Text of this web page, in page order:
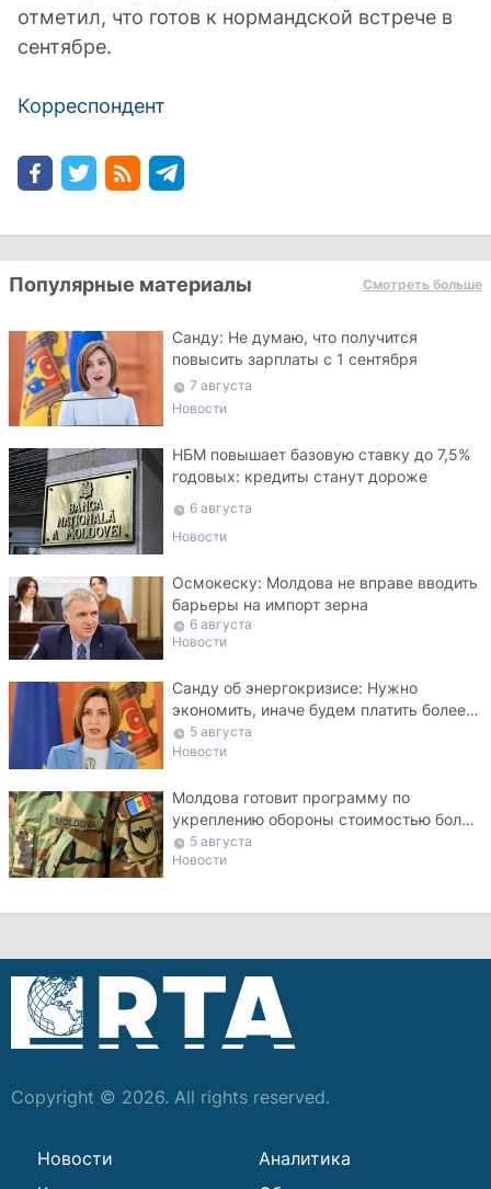
отметил, что готов к нормандской встрече в
сентябре.
Корреспондент
Популярные материалы Смотреть больше
Санду: Не думаю, что получится
повысить зарплаты с 1 сентября
7 августа
Новости
НБМ повышает базовую ставку до 7,5%
годовых: кредиты станут дороже
6 августа
Новости
Осмокеску: Молдова не вправе вводить
барьеры на импорт зерна
6 августа
Новости
Санду об энергокризисе: Нужно
экономить, иначе будем платить более
высокие тарифы
5 августа
Новости
Молдова готовит программу по
укреплению обороны стоимостью более
10 млрд леев на ближайшие пять лет
5 августа
Новости
Copyright © 2026. All rights reserved.
Новости
Аналитика